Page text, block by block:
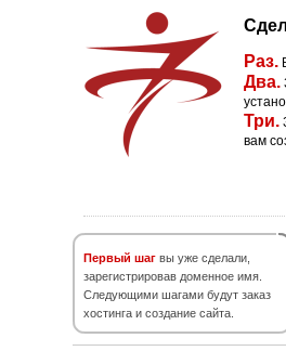
Раз.
Два.
Три.
вам
Первый шаг вы уже сделали,
зарегистрировав доменное имя.
Следующими шагами будут заказ
хостинга и создание сайта.